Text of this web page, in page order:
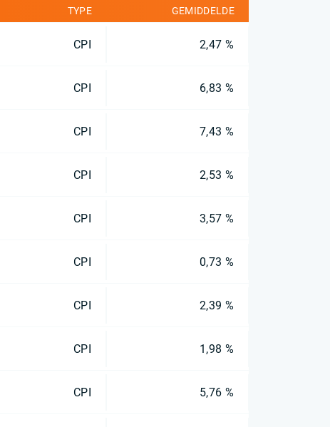
TYPE GEMIDDELDE
CPI 2,47 %
CPI 6,83 %
CPI 7,43 %
CPI 2,53 %
CPI 3,57 %
CPI 0,73 %
CPI 2,39 %
CPI 1,98 %
CPI 5,76 %